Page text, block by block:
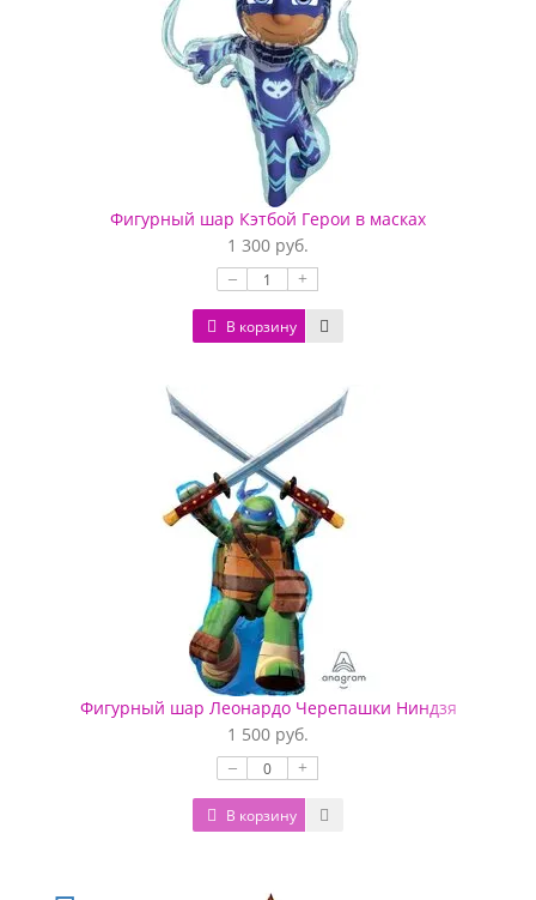
Фигурный шар Кэтбой Герои в масках
1 300 руб.
– +
В корзину
Фигурный шар Леонардо Черепашки Ниндзя
1 500 руб.
– +
В корзину